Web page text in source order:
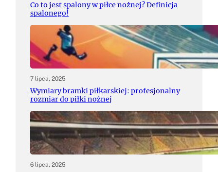
Co to jest spalony w piłce nożnej? Definicja
spalonego!
7 lipca, 2025
Wymiary bramki piłkarskiej: profesjonalny
rozmiar do piłki nożnej
6 lipca, 2025